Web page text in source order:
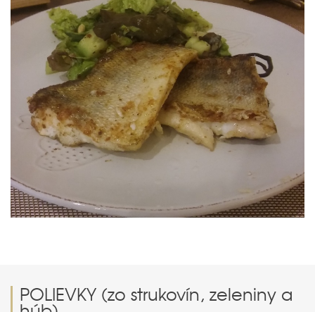
POLIEVKY (zo strukovín, zeleniny a